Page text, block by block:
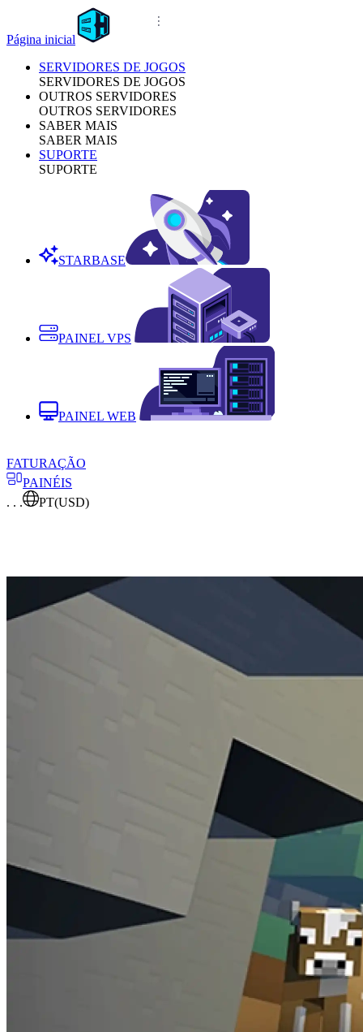
Página inicial
SERVIDORES DE JOGOS
SERVIDORES DE JOGOS
OUTROS SERVIDORES
OUTROS SERVIDORES
SABER MAIS
SABER MAIS
SUPORTE
SUPORTE
STARBASE
PAINEL VPS
PAINEL WEB
FATURAÇÃO
PAINÉIS
. . .
PT(USD)